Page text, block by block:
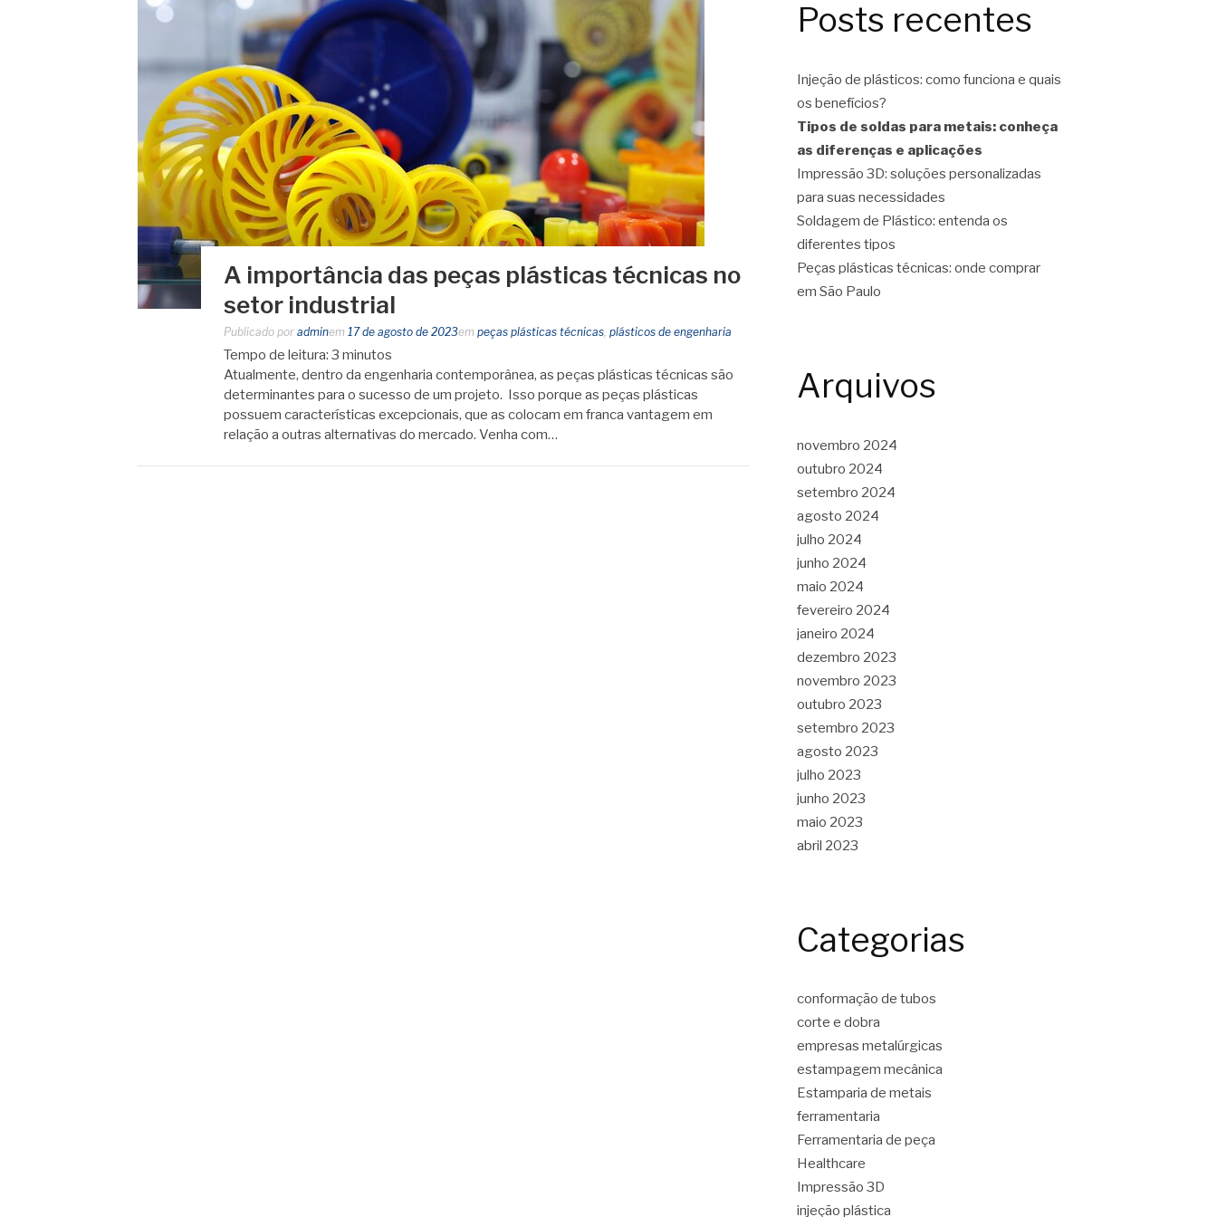
A importância das peças plásticas técnicas no
setor industrial
Publicado por adminem 17 de agosto de 2023em peças plásticas técnicas, plásticos de engenharia
Tempo de leitura: 3 minutos
Atualmente, dentro da engenharia contemporânea, as peças plásticas técnicas são
determinantes para o sucesso de um projeto. Isso porque as peças plásticas
possuem características excepcionais, que as colocam em franca vantagem em
relação a outras alternativas do mercado. Venha com…
Posts recentes
Injeção de plásticos: como funciona e quais
os benefícios?
Tipos de soldas para metais: conheça
as diferenças e aplicações
Impressão 3D: soluções personalizadas
para suas necessidades
Soldagem de Plástico: entenda os
diferentes tipos
Peças plásticas técnicas: onde comprar
em São Paulo
Arquivos
novembro 2024
outubro 2024
setembro 2024
agosto 2024
julho 2024
junho 2024
maio 2024
fevereiro 2024
janeiro 2024
dezembro 2023
novembro 2023
outubro 2023
setembro 2023
agosto 2023
julho 2023
junho 2023
maio 2023
abril 2023
Categorias
conformação de tubos
corte e dobra
empresas metalúrgicas
estampagem mecânica
Estamparia de metais
ferramentaria
Ferramentaria de peça
Healthcare
Impressão 3D
injeção plástica